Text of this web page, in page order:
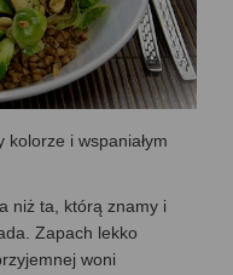
i wspaniałym
niż ta, którą znamy i
Zapach lekko
woni